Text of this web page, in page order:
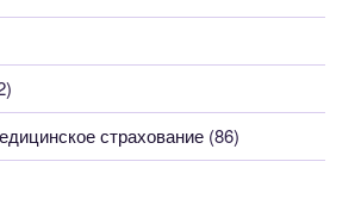
страхование (86)